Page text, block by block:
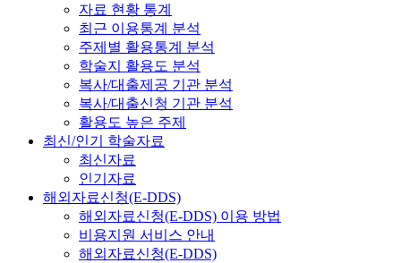
자료 현황 통계
최근 이용통계 분석
주제별 활용통계 분석
학술지 활용도 분석
복사/대출제공 기관 분석
복사/대출신청 기관 분석
활용도 높은 주제
최신/인기 학술자료
최신자료
인기자료
해외자료신청(E-DDS)
해외자료신청(E-DDS) 이용 방법
비용지원 서비스 안내
해외자료신청(E-DDS)